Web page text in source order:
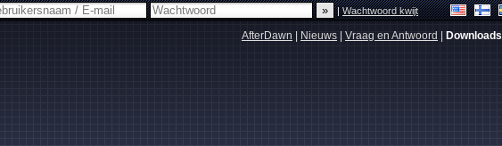
|Wachtwoord kwijt
AfterDawn Nieuws Vraag en Antwoord Downloads